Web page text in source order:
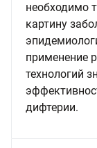
необходимо
картину
применение
технологий
дифтерии.